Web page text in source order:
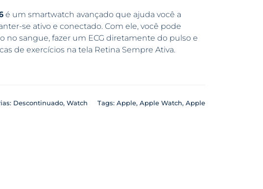
é um smartwatch avançado que ajuda você a
se ativo e conectado. Com ele, você pode
no sangue, fazer um ECG diretamente do pulso e
de exercícios na tela Retina Sempre Ativa.
Descontinuado, Watch Tags: Apple, Apple Watch, Apple